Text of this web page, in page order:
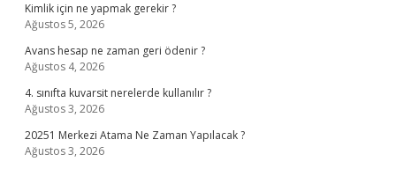
Kimlik için ne yapmak gerekir ?
Ağustos 5, 2026
Avans hesap ne zaman geri ödenir ?
Ağustos 4, 2026
4. sınıfta kuvarsit nerelerde kullanılır ?
Ağustos 3, 2026
20251 Merkezi Atama Ne Zaman Yapılacak ?
Ağustos 3, 2026